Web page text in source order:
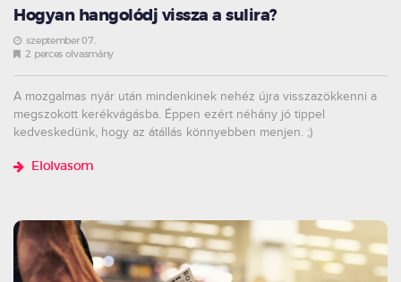
Hogyan hangolódj vissza a sulira?
szeptember 07.
2 perces olvasmány
A mozgalmas nyár után mindenkinek nehéz újra visszazökkenni a
megszokott kerékvágásba. Éppen ezért néhány jó tippel
kedveskedünk, hogy az átállás könnyebben menjen. ;)
Elolvasom